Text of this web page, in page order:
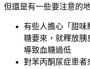
但還是有一些要注意的
有些人擔心「甜
糖要來，就釋放胰
導致血糖過低
對苯丙酮尿症患者